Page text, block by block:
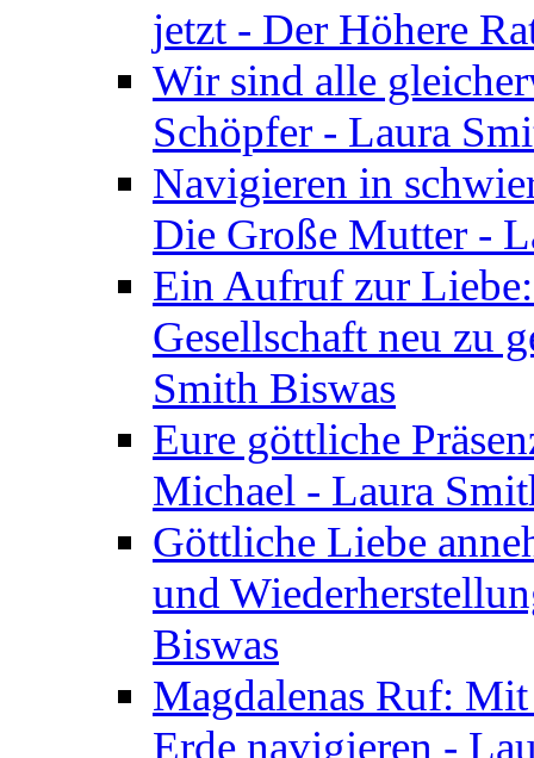
jetzt - Der Höhere
Wir sind alle
Schöpfer - Laura
Navigieren in
Die Große Mutter -
Ein Aufruf zur
Gesellschaft neu zu
Smith Biswas
Eure göttliche
Michael - Laura
Göttliche Liebe
und
Biswas
Magdalenas Ruf:
Erde navigieren -